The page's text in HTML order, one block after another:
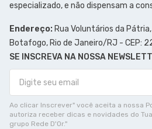
especializado, e não dispensam a
Endereço: Rua Voluntários da
Botafogo, Rio de Janeiro/RJ - CEP:
SE INSCREVA NA NOSSA
Ao clicar Inscrever" você aceita a nossa
autoriza receber dicas e novidades do
grupo Rede D'Or."